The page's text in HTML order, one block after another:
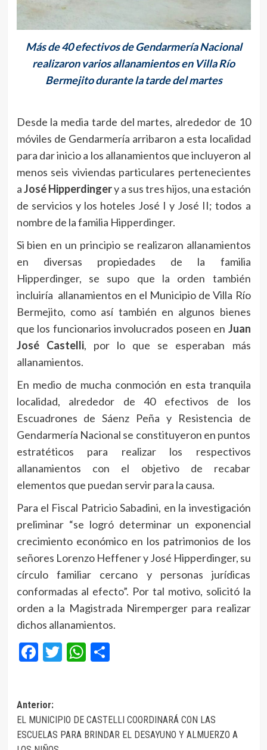
Más de 40 efectivos de Gendarmería Nacional
realizaron varios allanamientos en Villa Río
Bermejito durante la tarde del martes
Desde la media tarde del martes, alrededor de 10
móviles de Gendarmería arribaron a esta localidad
para dar inicio a los allanamientos que incluyeron al
menos seis viviendas particulares pertenecientes
aJosé Hipperdingery a sus tres hijos, una estación
de servicios y los hoteles José I y José II; todos a
nombre de la familia Hipperdinger.
Si bien en un principio se realizaron allanamientos
en diversas propiedades de la familia
Hipperdinger, se supo que la orden también
incluiría allanamientos en el Municipio de Villa Río
Bermejito, como así también en algunos bienes
que los funcionarios involucrados poseen en Juan
José Castelli, por lo que se esperaban más
allanamientos.
En medio de mucha conmoción en esta tranquila
localidad, alrededor de 40 efectivos de los
Escuadrones de Sáenz Peña y Resistencia de
Gendarmería Nacional se constituyeron en puntos
estratéticos para realizar los respectivos
allanamientos con el objetivo de recabar
elementos que puedan servir para la causa.
Para el Fiscal Patricio Sabadini, en la investigación
preliminar “se logró determinar un exponencial
crecimiento económico en los patrimonios de los
señores Lorenzo Heffener y José Hipperdinger, su
círculo familiar cercano y personas jurídicas
conformadas al efecto”. Por tal motivo, solicitó la
orden a la Magistrada Niremperger para realizar
dichos allanamientos.
Facebook
Twitter
WhatsApp
Compartir
Navegación
de
Anterior:
EL MUNICIPIO DE CASTELLI COORDINARÁ CON LAS
ESCUELAS PARA BRINDAR EL DESAYUNO Y ALMUERZO A